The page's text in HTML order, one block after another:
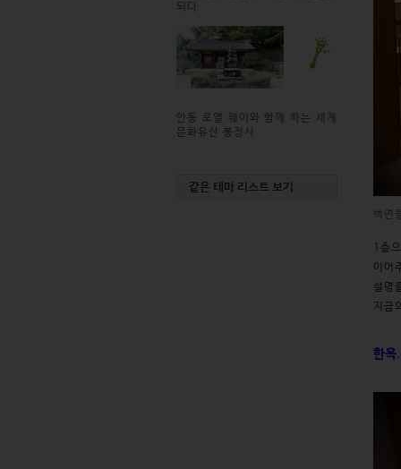
되다
안동 로열 웨이와 함께 하는 세계
문화유산 봉정사
벽면
1층
이어
설명
지금
한옥